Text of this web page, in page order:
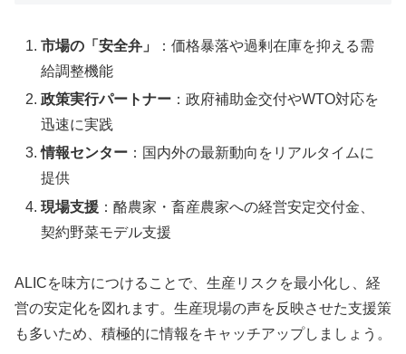
市場の「安全弁」
：価格暴落や過剰在庫を抑える需
給調整機能
政策実行パートナー ：政府補助金交付やWTO対応を
迅速に実践
情報センター ：国内外の最新動向をリアルタイムに
提供
現場支援 ：酪農家・畜産農家への経営安定交付金、
契約野菜モデル支援
ALICを味方につけることで、生産リスクを最小化し、経
営の安定化を図れます。生産現場の声を反映させた支援策
も多いため、積極的に情報をキャッチアップしましょう。